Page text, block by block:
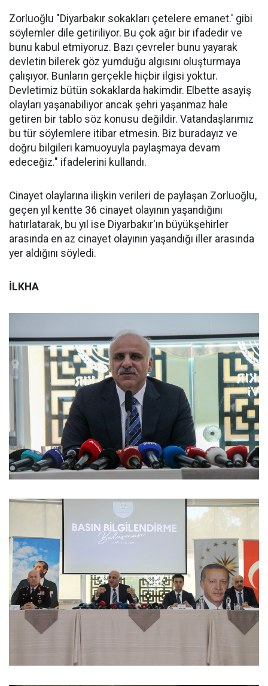
Zorluoğlu "Diyarbakır sokakları çetelere emanet.' gibi
söylemler dile getiriliyor. Bu çok ağır bir ifadedir ve
bunu kabul etmiyoruz. Bazı çevreler bunu yayarak
devletin bilerek göz yumduğu algısını oluşturmaya
çalışıyor. Bunların gerçekle hiçbir ilgisi yoktur.
Devletimiz bütün sokaklarda hakimdir. Elbette asayiş
olayları yaşanabiliyor ancak şehri yaşanmaz hale
getiren bir tablo söz konusu değildir. Vatandaşlarımız
bu tür söylemlere itibar etmesin. Biz buradayız ve
doğru bilgileri kamuoyuyla paylaşmaya devam
edeceğiz." ifadelerini kullandı.
Cinayet olaylarına ilişkin verileri de paylaşan Zorluoğlu,
geçen yıl kentte 36 cinayet olayının yaşandığını
hatırlatarak, bu yıl ise Diyarbakır'ın büyükşehirler
arasında en az cinayet olayının yaşandığı iller arasında
yer aldığını söyledi.
İLKHA